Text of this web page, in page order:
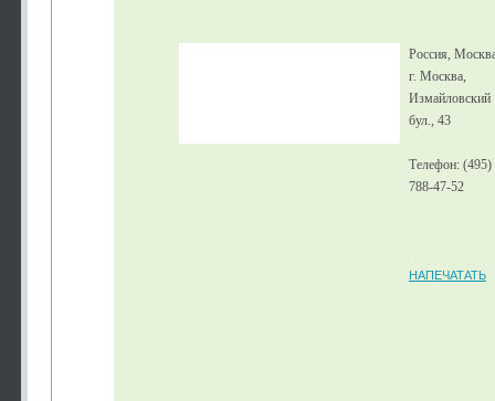
Россия,
г. Москва,
Измайловский
бул., 43
Телефон: (495)
788-47-52
НАПЕЧАТАТЬ